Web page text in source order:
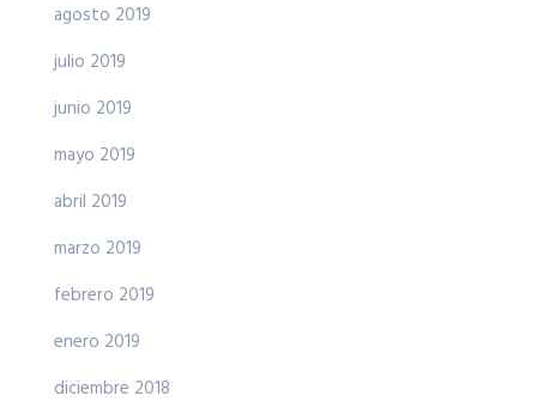
agosto 2019
julio 2019
junio 2019
mayo 2019
abril 2019
marzo 2019
febrero 2019
enero 2019
diciembre 2018